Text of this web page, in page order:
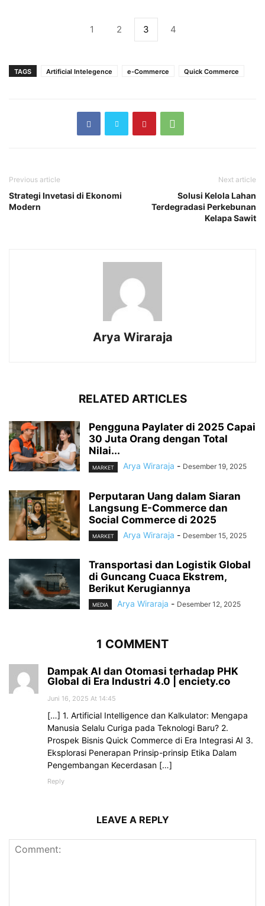
1 2 3 4
TAGS Artificial Intelegence e-Commerce Quick Commerce
Previous article
Strategi Invetasi di Ekonomi
Modern
Next article
Solusi Kelola Lahan
Terdegradasi Perkebunan
Kelapa Sawit
Arya Wiraraja
RELATED ARTICLES
Pengguna Paylater di 2025 Capai
30 Juta Orang dengan Total
Nilai...
MARKET Arya Wiraraja - Desember 19, 2025
Perputaran Uang dalam Siaran
Langsung E-Commerce dan
Social Commerce di 2025
MARKET Arya Wiraraja - Desember 15, 2025
Transportasi dan Logistik Global
di Guncang Cuaca Ekstrem,
Berikut Kerugiannya
MEDIA Arya Wiraraja - Desember 12, 2025
1 COMMENT
Dampak AI dan Otomasi terhadap PHK
Global di Era Industri 4.0 | enciety.co
Juni 16, 2025 At 14:45
[…] 1. Artificial Intelligence dan Kalkulator: Mengapa
Manusia Selalu Curiga pada Teknologi Baru? 2.
Prospek Bisnis Quick Commerce di Era Integrasi AI 3.
Eksplorasi Penerapan Prinsip-prinsip Etika Dalam
Pengembangan Kecerdasan […]
Reply
LEAVE A REPLY